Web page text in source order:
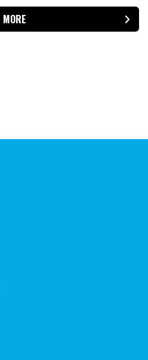
MORE